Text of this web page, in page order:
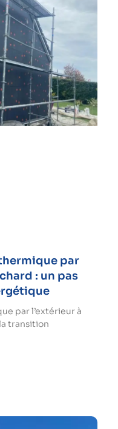
par
: un pas
par l’extérieur à
transition